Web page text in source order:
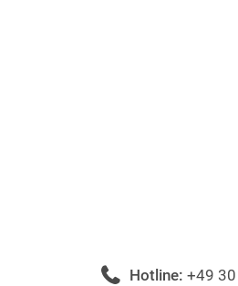
Hotline: +49